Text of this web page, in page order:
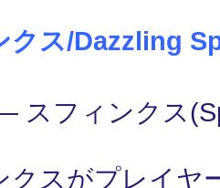
クス/Dazzling
スフィンクス
クスがプレイヤ